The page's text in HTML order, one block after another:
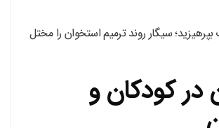
سیگار روند ترمیم استخوان را مختل
کودکان و